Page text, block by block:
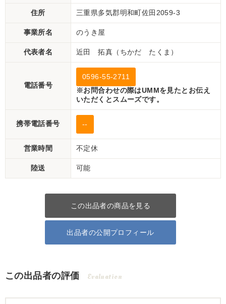
住所 三重県多気郡明和町佐田2059-3
事業所名 のうき屋
代表者名 近田 拓真（ちかだ たくま）
電話番号
0596-55-2711
※お問合わせの際はUMMを見たとお伝え
いただくとスムーズです。
携帯電話番号 --
営業時間 不定休
陸送 可能
この出品者の商品を見る
出品者の公開プロフィール
この出品者の評価 Evaluation